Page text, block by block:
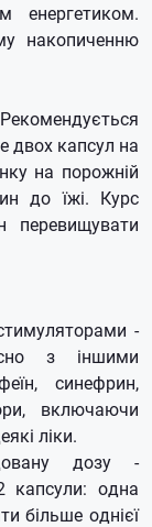
енергетиком.
накопиченню
двох капсул на
на порожній
до їжі. Курс
перевищувати
-
з іншими
синефрин,
включаючи
ліки.
дозу -
капсули: одна
більше однієї